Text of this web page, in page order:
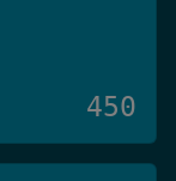
450